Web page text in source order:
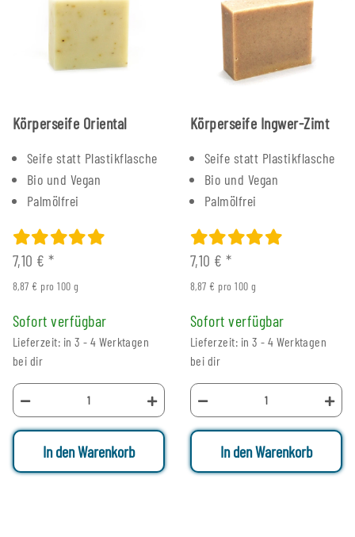
Körperseife Oriental
Seife statt Plastikflasche
Bio und Vegan
Palmölfrei
7,10 €*
8,87 € pro 100 g
Sofort verfügbar
Lieferzeit: in 3 - 4 Werktagen
bei dir
In den Warenkorb
Körperseife Ingwer-Zimt
Seife statt Plastikflasche
Bio und Vegan
Palmölfrei
7,10 €*
8,87 € pro 100 g
Sofort verfügbar
Lieferzeit: in 3 - 4 Werktagen
bei dir
In den Warenkorb